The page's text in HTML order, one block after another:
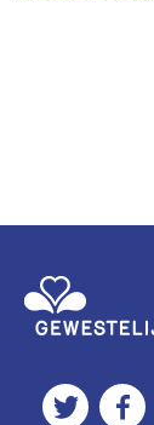
Twitter